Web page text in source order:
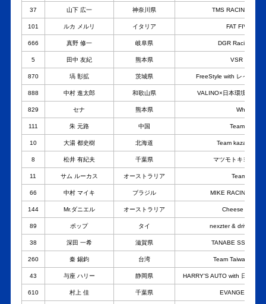
37 山下 広一 神奈川県 TMS RACING
101 ルカ メルリ イタリア FAT FIVE
666 真野 修一 岐阜県 DGR Racing × E-
5 田中 友紀 熊本県 VSR
870 塙 彰拡 茨城県 FreeStyle with レイテッ
888 中村 進太郎 和歌山県 VALINO×日本環境開発
829 セナ 熊本県 White
111 朱 元路 中国 Team JZ
10 大湯 都史樹 北海道 Team kazama
8 松井 有紀夫 千葉県 マツモトキヨシ
11 サム ルーカス オーストラリア Team
66 中村 マイキ ブラジル MIKE RACING with
144 Mr.ダニエル オーストラリア Cheese burger
89 ポップ タイ nexzter & drive to
38 深田 一希 滋賀県 TANABE SSR
260 秦 錫鈞 台湾 Team Taiwan Elite
43 与座 ハリー 静岡県 HARRY'S AUTO with 日吉電
610 村上 佳 千葉県 EVANGELION